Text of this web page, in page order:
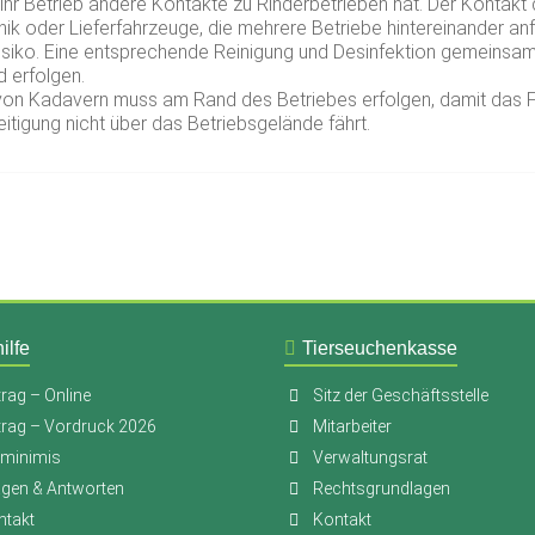
oder Lieferfahrzeuge, die mehrere Betriebe hintereinander
Eine entsprechende Reinigung und Desinfektion
erfolgen.
Kadavern muss am Rand des Betriebes erfolgen, damit das
nicht über das Betriebsgelände fährt.
– Online
– Vordruck 2026
& Antworten
Tierseuchenkasse
Sitz der Geschäftsstelle
Mitarbeiter
Verwaltungsrat
Rechtsgrundlagen
Kontakt